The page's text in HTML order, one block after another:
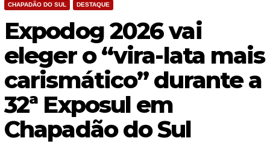
CHAPADÃO DO SUL DESTAQUE
Expodog 2026 vai
eleger o “vira-lata mais
carismático” durante a
32ª Exposul em
Chapadão do Sul